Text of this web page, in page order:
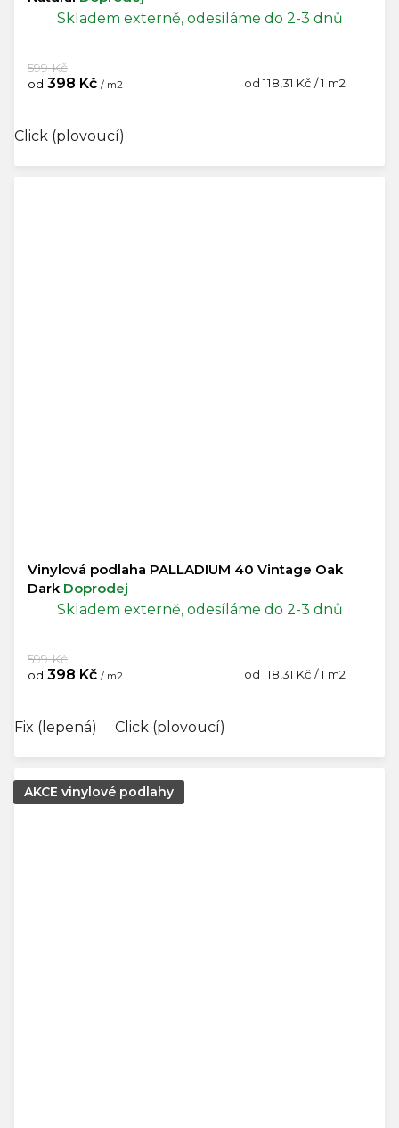
Skladem externě, odesíláme do 2-3 dnů
od 398 Kč / m2
599 Kč
Měrná
od 118,31 Kč / 1 m2
Click (plovoucí)
Vinylová podlaha PALLADIUM 40 Vintage Oak
Dark Doprodej
Skladem externě, odesíláme do 2-3 dnů
od 398 Kč / m2
599 Kč
Měrná
od 118,31 Kč / 1 m2
Fix (lepená) Click (plovoucí)
AKCE vinylové podlahy